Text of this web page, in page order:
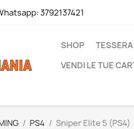
3792137421
SHOP
VENDI LE TUE
PS4 Sniper Elite 5 (PS4)